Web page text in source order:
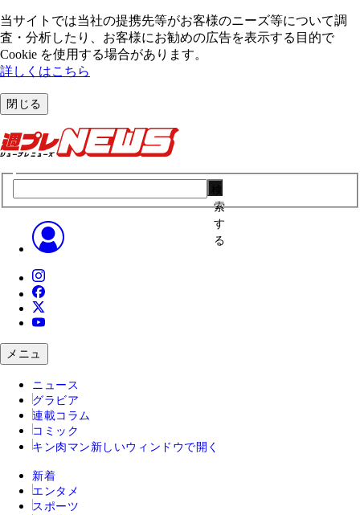
当サイトでは当社の提携先等がお客様のニーズ等について調
査・分析したり、お客様にお勧めの広告を表⽰する⽬的で
Cookie を使⽤する場合があります。
詳しくはこちら
閉じる
索
す
る
メニュ
ニュース
グラビア
連載コラム
コミック
キン肉マン 新しいウィンドウで開く
新着
エンタメ
スポーツ